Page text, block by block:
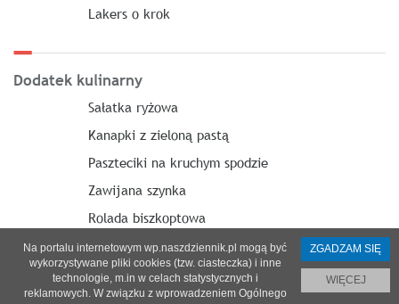
Lakers o krok
Dodatek kulinarny
Sałatka ryżowa
Kanapki z zieloną pastą
Paszteciki na kruchym spodzie
Zawijana szynka
Rolada biszkoptowa
Na portalu internetowym wp.naszdziennik.pl mogą być
wykorzystywane pliki cookies (tzw. ciasteczka) i inne
technologie, m.in w celach statystycznych i
reklamowych. W związku z wprowadzeniem Ogólnego
ZGADZAM SIĘ
WIĘCEJ